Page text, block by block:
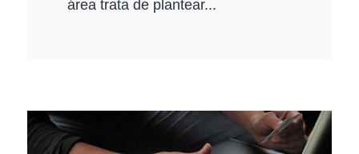
área trata de plantear...